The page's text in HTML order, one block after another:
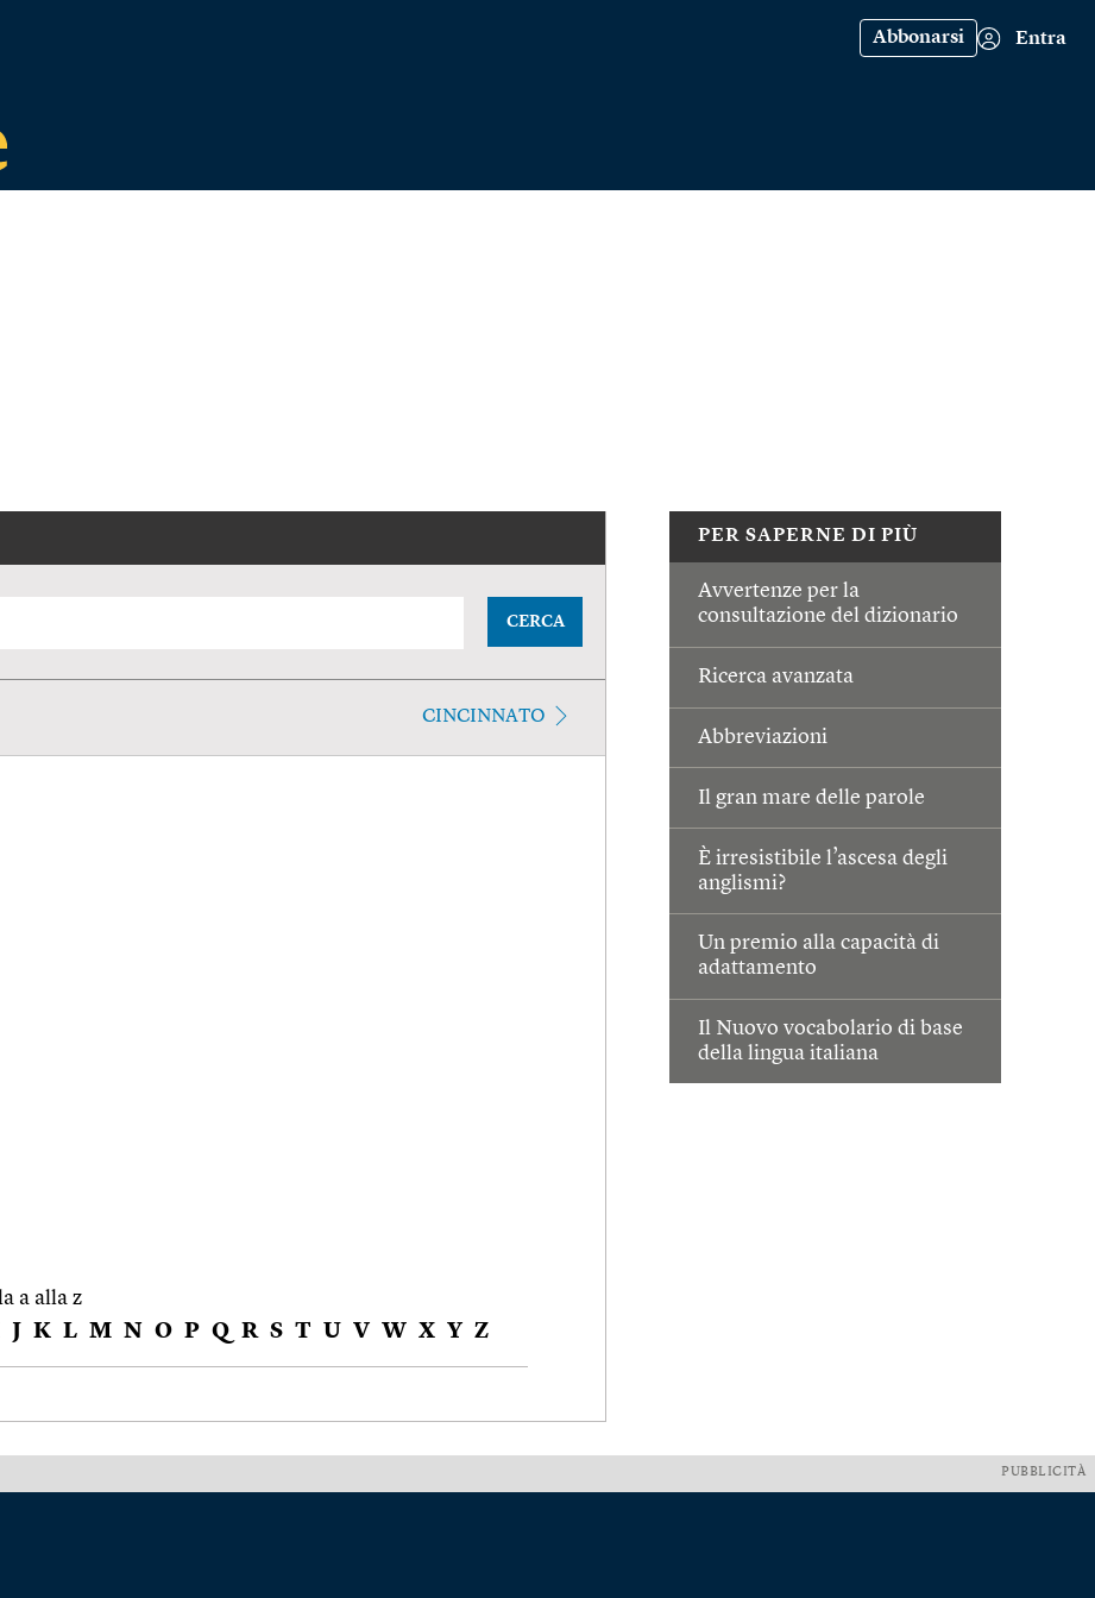
Abbonarsi Entra
PER SAPERNE DI PIÙ
Avvertenze per la
consultazione del dizionario
Ricerca avanzata
Abbreviazioni
Il gran mare delle parole
È irresistibile l’ascesa degli
anglismi?
Un premio alla capacità di
adattamento
Il Nuovo vocabolario di base
della lingua italiana
CERCA
CINCINNATO
a alla z
J K L M N O P Q R S T U V W X Y Z
PUBBLICITÀ